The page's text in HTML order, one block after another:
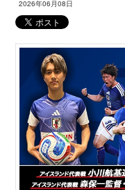
2026年06月08日